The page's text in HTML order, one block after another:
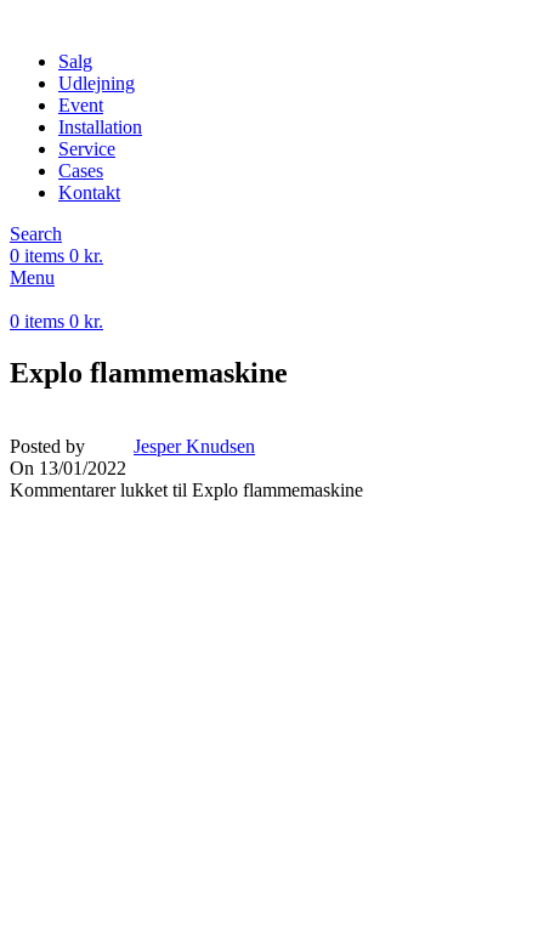
Salg
Udlejning
Event
Installation
Service
Cases
Kontakt
Search
0 items 0 kr.
Menu
0 items 0 kr.
Explo flammemaskine
Posted by
Jesper Knudsen
On 13/01/2022
Kommentarer lukket til Explo flammemaskine